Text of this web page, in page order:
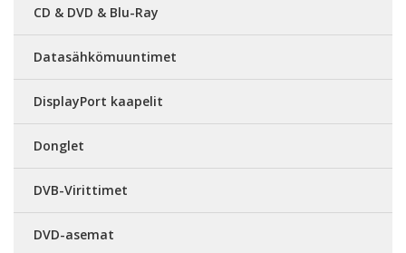
CD & DVD & Blu-Ray
Datasähkömuuntimet
DisplayPort kaapelit
Donglet
DVB-Virittimet
DVD-asemat